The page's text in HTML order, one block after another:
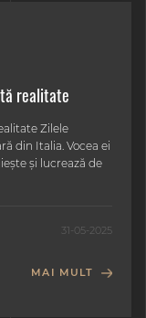
realitate
Zilele
din Italia. Vocea ei
și lucrează de
31-05-2025
MAI MULT